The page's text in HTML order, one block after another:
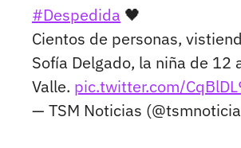
#Despedida 🖤
Cientos de personas,
Sofía Delgado, la niña de 12
Valle. pic.twitter.com/
— TSM Noticias